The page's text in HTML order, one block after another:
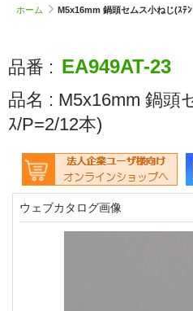
ホーム M5x16mm 鍋頭セムス小ねじ(ｽﾃ
品番 : EA949AT-23
品名 : M5x16mm 鍋頭
ｽ/P=2/12本)
ウェブカタログ画像